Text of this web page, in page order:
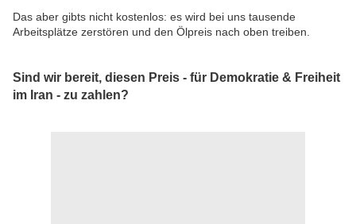
Das aber gibts nicht kostenlos: es wird bei uns tausende
Arbeitsplätze zerstören und den Ölpreis nach oben treiben.
Sind wir bereit, diesen Preis - für Demokratie & Freiheit
im Iran - zu zahlen?